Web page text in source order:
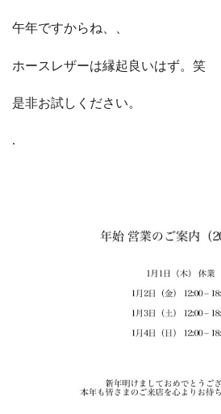
午年ですからね、、
ホースレザーは縁起良いはず。笑
是非お試しください。
.